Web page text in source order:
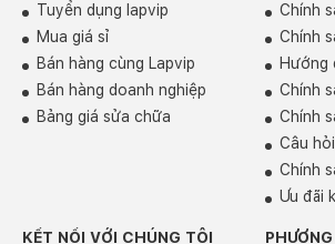
Tuyển dụng lapvip
Mua giá sỉ
Bán hàng cùng Lapvip
Bán hàng doanh nghiệp
Bảng giá sửa chữa
Chính
Chính
Hướng
Chính
Chính
Câu
Chính
Ưu đãi
KẾT NỐI VỚI CHÚNG TÔI